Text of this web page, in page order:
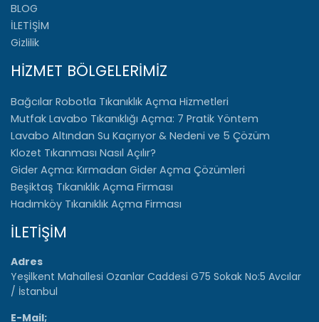
BLOG
İLETİŞİM
Gizlilik
HİZMET BÖLGELERİMİZ
Bağcılar Robotla Tıkanıklık Açma Hizmetleri
Mutfak Lavabo Tıkanıklığı Açma: 7 Pratik Yöntem
Lavabo Altından Su Kaçırıyor & Nedeni ve 5 Çözüm
Klozet Tıkanması Nasıl Açılır?
Gider Açma: Kırmadan Gider Açma Çözümleri
Beşiktaş Tıkanıklık Açma Firması
Hadımköy Tıkanıklık Açma Firması
İLETİŞİM
Adres
Yeşilkent Mahallesi Ozanlar Caddesi G75 Sokak No:5 Avcılar
/ İstanbul
E-Mail;